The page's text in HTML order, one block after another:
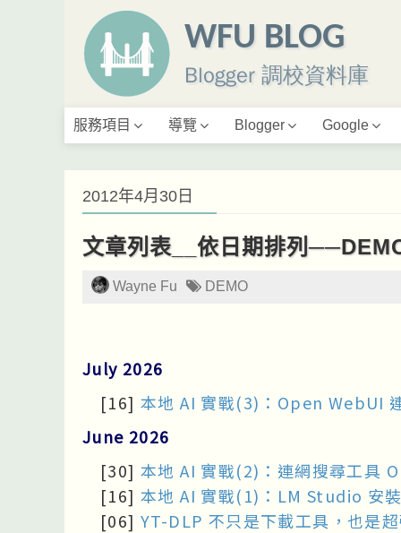
WFU BLOG
Blogger 調校資料庫
服務項目 導覽 Blogger Google
2012年4月30日
文章列表__依日期排列
Wayne Fu DEMO
July 2026
[16] 本地 AI 實戰(3)：Open WebUI
June 2026
[30] 本地 AI 實戰(2)：連網搜尋工具
[16] 本地 AI 實戰(1)：LM Studio 安
[06] YT-DLP 不只是下載工具，也是